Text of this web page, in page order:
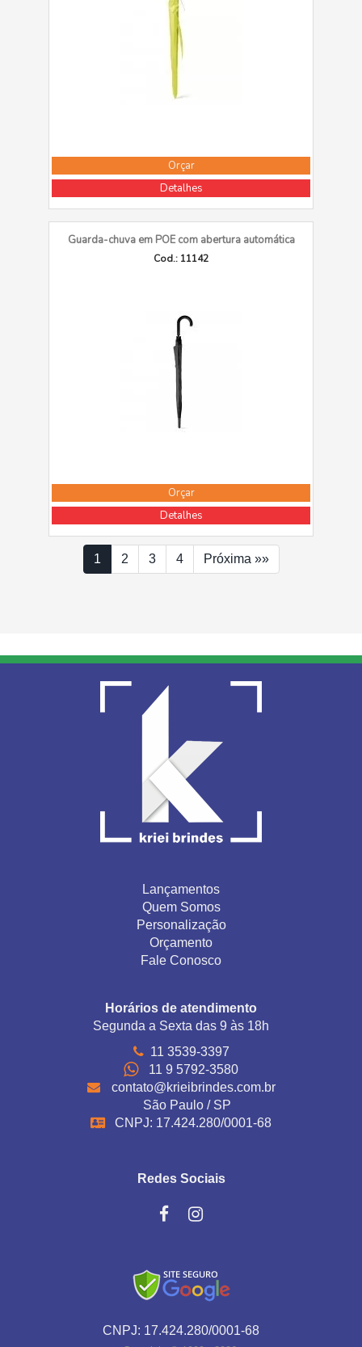
Orçar
Detalhes
Guarda-chuva em POE com abertura automática
Cod.: 11142
Orçar
Detalhes
1 2 3 4 Próxima »»
Lançamentos
Quem Somos
Personalização
Orçamento
Fale Conosco
Horários de atendimento
Segunda a Sexta das 9 às 18h
11 3539-3397
11 9 5792-3580
contato@krieibrindes.com.br
São Paulo / SP
CNPJ: 17.424.280/0001-68
Redes Sociais
CNPJ: 17.424.280/0001-68